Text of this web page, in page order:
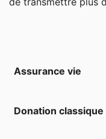
Assurance vie
Donation classique